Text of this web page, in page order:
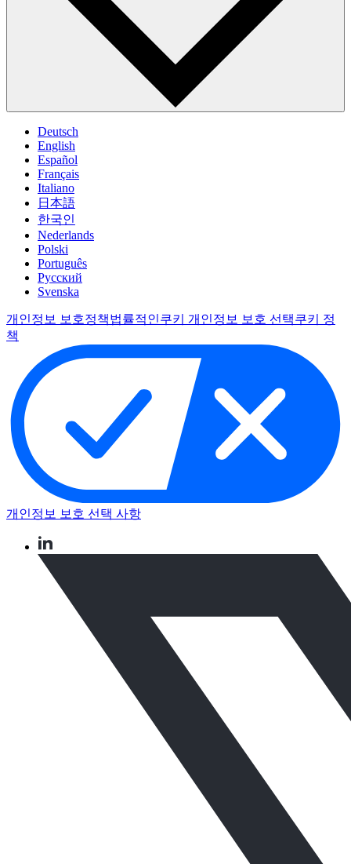
Deutsch
English
Español
Français
Italiano
日本語
한국인
Nederlands
Polski
Português
Pусский
Svenska
개인정보 보호정책법률적인쿠키 개인정보 보호 선택쿠키 정
책
개인정보 보호 선택 사항